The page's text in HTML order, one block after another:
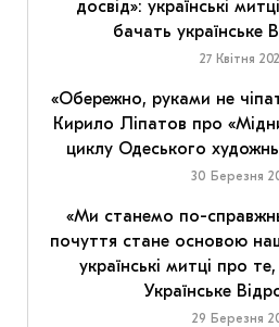
досвід»: українські
бачать українське
27 Квітня
«Обережно, руками не
Кирило Ліпатов про
циклу Одеського
30 Березня
«Ми станемо по-
почуття стане основою
українські митці про
Українське
29 Березня